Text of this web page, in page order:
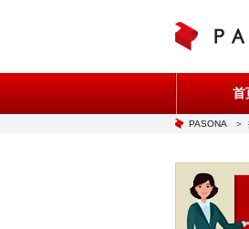
首
PASONA ＞